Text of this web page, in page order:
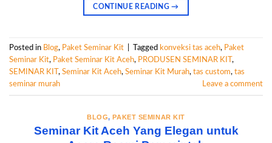
CONTINUE READING→
Posted in Blog, Paket Seminar Kit Tagged konveksi tas aceh, Paket
Seminar Kit, Paket Seminar Kit Aceh, PRODUSEN SEMINAR KIT ,
SEMINAR KIT , Seminar Kit Aceh, Seminar Kit Murah, tas custom, tas
seminar murah
Leave a comment
BLOG,PAKET SEMINAR KIT
Seminar Kit Aceh Yang Elegan untuk